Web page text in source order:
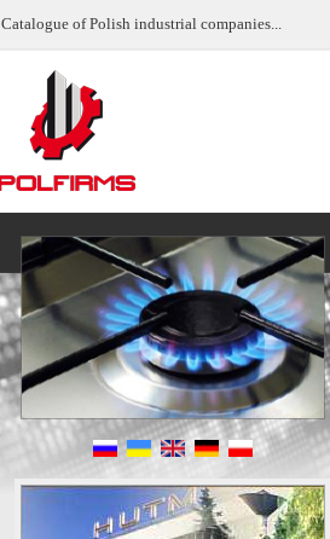
Catalogue of Polish industrial companies...